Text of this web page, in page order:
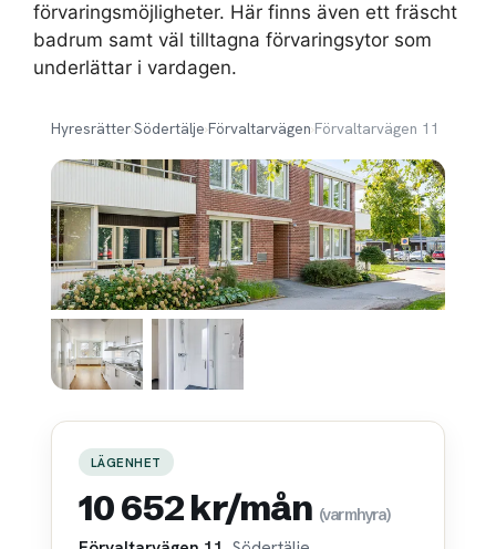
förvaringsmöjligheter. Här finns även ett fräscht
badrum samt väl tilltagna förvaringsytor som
underlättar i vardagen.
Hyresrätter›Södertälje›Förvaltarvägen›Förvaltarvägen 11
LÄGENHET
10 652 kr/mån (varmhyra)